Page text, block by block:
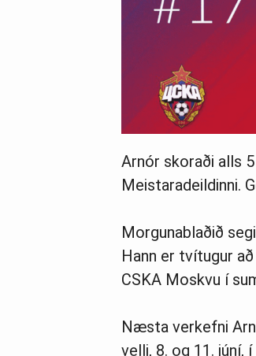
Arnór skoraði alls
Meistaradeildinni.
Morgunablaðið
Hann er tvítugur
CSKA Moskvu í
Næsta verk­efni
velli, 8. og 11. júní,